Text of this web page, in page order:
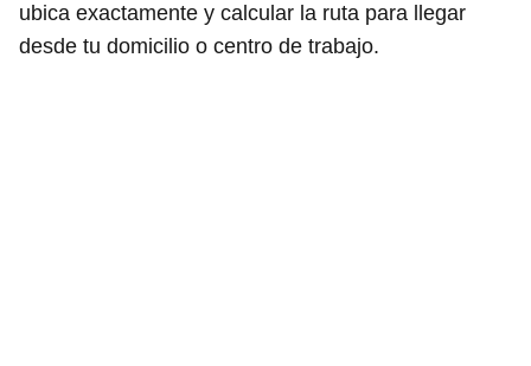
ubica exactamente y calcular la ruta para llegar
desde tu domicilio o centro de trabajo.